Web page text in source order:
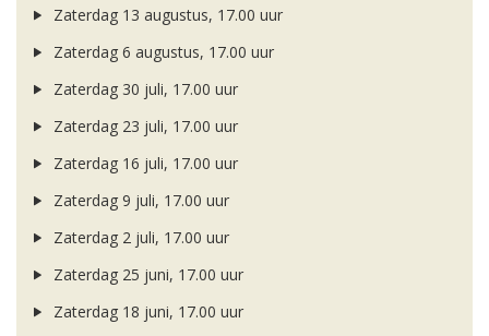
Zaterdag 13 augustus, 17.00 uur
Zaterdag 6 augustus, 17.00 uur
Zaterdag 30 juli, 17.00 uur
Zaterdag 23 juli, 17.00 uur
Zaterdag 16 juli, 17.00 uur
Zaterdag 9 juli, 17.00 uur
Zaterdag 2 juli, 17.00 uur
Zaterdag 25 juni, 17.00 uur
Zaterdag 18 juni, 17.00 uur